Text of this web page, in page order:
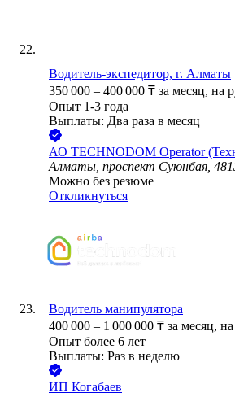
Водитель-экспедитор, г. Алматы
350 000 – 400 000 ₸ за месяц, на
Опыт 1-3 года
Выплаты: Два раза в месяц
АО TECHNODOM Operator
Алматы, проспект Суюнбая,
Можно без резюме
Откликнуться
Водитель манипулятора
400 000 – 1 000 000 ₸ за месяц,
Опыт более 6 лет
Выплаты: Раз в неделю
ИП Когабаев